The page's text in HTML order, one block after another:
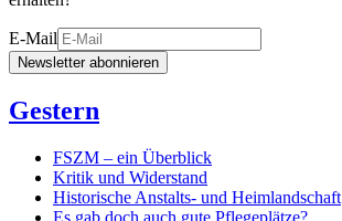
E-Mail
Newsletter abonnieren
Gestern
FSZM – ein Überblick
Kritik und Widerstand
Historische Anstalts- und Heimlandschaft
Es gab doch auch gute Pflegeplätze?